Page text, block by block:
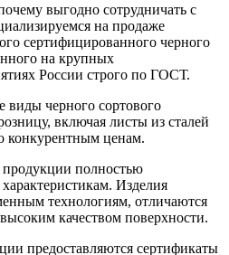
выгодно сотрудничать с
на продаже
сертифицированного черного
на крупных
России строго по ГОСТ.
виды черного сортового
включая листы из сталей
ценам.
полностью
Изделия
технологиям, отличаются
качеством поверхности.
предоставляются сертификаты